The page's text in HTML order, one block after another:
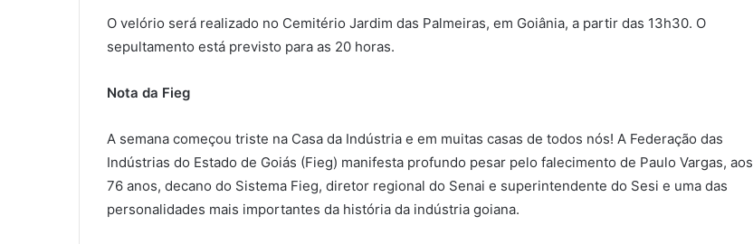
O velório será realizado no Cemitério Jardim das Palmeiras, em Goiânia, a partir das 13h30. O
sepultamento está previsto para as 20 horas.
Nota da Fieg
A semana começou triste na Casa da Indústria e em muitas casas de todos nós! A Federação das
Indústrias do Estado de Goiás (Fieg) manifesta profundo pesar pelo falecimento de Paulo Vargas, aos
76 anos, decano do Sistema Fieg, diretor regional do Senai e superintendente do Sesi e uma das
personalidades mais importantes da história da indústria goiana.